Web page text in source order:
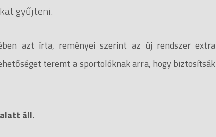
gyűjteni.
azt írta, reményei szerint az új rendszer extra
teremt a sportolóknak arra, hogy biztosítsák
áll.